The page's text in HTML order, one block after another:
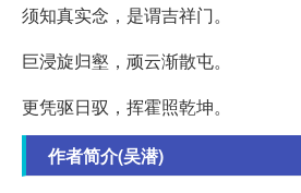
须知真实念，是谓吉祥门。
巨浸旋归壑，顽云渐散屯。
更凭驱日驭，挥霍照乾坤。
作者简介(吴潜)